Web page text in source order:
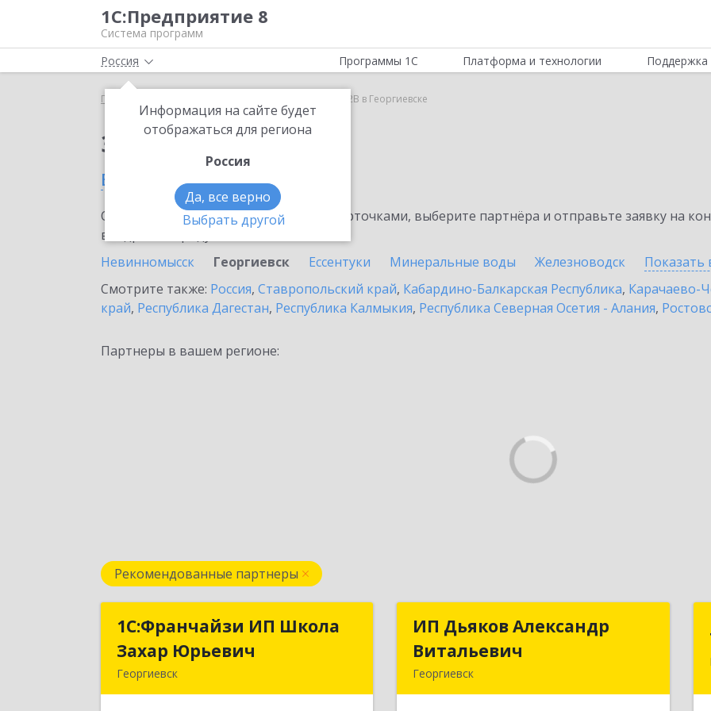
1С:Предприятие 8
Система программ
Россия
Информация на сайте будет
отображаться для региона
Россия
Да, все верно
Выбрать другой
Программы 1С Платформа и технологии Поддержка
Главная 1С:СБП C2B в Георгиевске
Заказать 1С:СБП C2B
в Георгиевске
Ознакомьтесь с информационными карточками, выберите партнёра и отправьте заявку на
внедрение продукта.
Невинномысск
Георгиевск Ессентуки Минеральные воды Железноводск Показать
Смотрите также: Россия, Ставропольский край, Кабардино-Балкарская Республика, Карачаево-
край, Республика Дагестан, Республика Калмыкия, Республика Северная Осетия - Алания,
Партнеры в вашем регионе:
Рекомендованные партнеры
1С:Франчайзи ИП Школа
Захар Юрьевич
Георгиевск
1С:Франчайзи ИП Школа
Захар Юрьевич
ИП Дьяков Александр
Витальевич
Георгиевск
ИП Дьяков Александр